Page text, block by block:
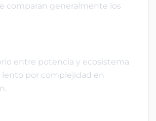
comparan generalmente los
entre potencia y ecosistema
lento por complejidad en